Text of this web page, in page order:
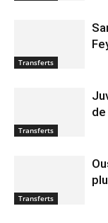
Transferts
Transferts
de
Transferts